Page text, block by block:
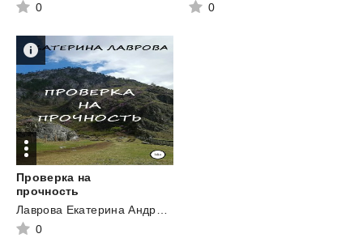
0
0
Проверка на
прочность
0